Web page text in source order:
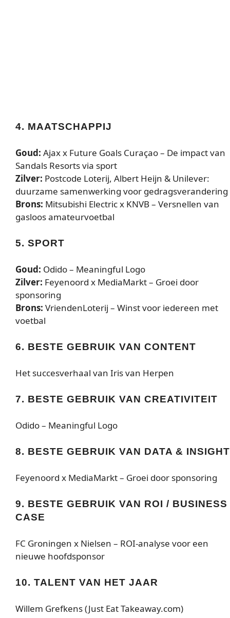
4. MAATSCHAPPIJ
Goud: Ajax x Future Goals Curaçao – De impact van
Sandals Resorts via sport
Zilver: Postcode Loterij, Albert Heijn & Unilever:
duurzame samenwerking voor gedragsverandering
Brons: Mitsubishi Electric x KNVB – Versnellen van
gasloos amateurvoetbal
5. SPORT
Goud: Odido – Meaningful Logo
Zilver: Feyenoord x MediaMarkt – Groei door
sponsoring
Brons: VriendenLoterij – Winst voor iedereen met
voetbal
6. BESTE GEBRUIK VAN CONTENT
Het succesverhaal van Iris van Herpen
7. BESTE GEBRUIK VAN CREATIVITEIT
Odido – Meaningful Logo
8. BESTE GEBRUIK VAN DATA & INSIGHT
Feyenoord x MediaMarkt – Groei door sponsoring
9. BESTE GEBRUIK VAN ROI / BUSINESS
CASE
FC Groningen x Nielsen – ROI-analyse voor een
nieuwe hoofdsponsor
10. TALENT VAN HET JAAR
Willem Grefkens (Just Eat Takeaway.com)